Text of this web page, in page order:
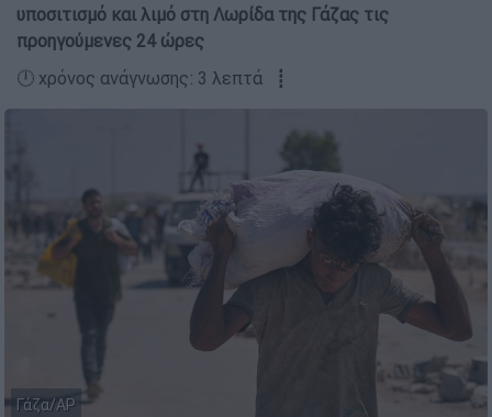
υποσιτισμό και λιμό στη Λωρίδα της Γάζας τις
προηγούμενες 24 ώρες
🕛 χρόνος ανάγνωσης: 3 λεπτά ┋
Γάζα/AP